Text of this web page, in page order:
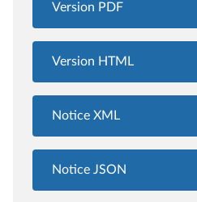
Version PDF
Version HTML
Notice XML
Notice JSON